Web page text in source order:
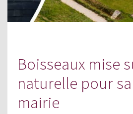
Boisseaux mise
naturelle pour
mairie